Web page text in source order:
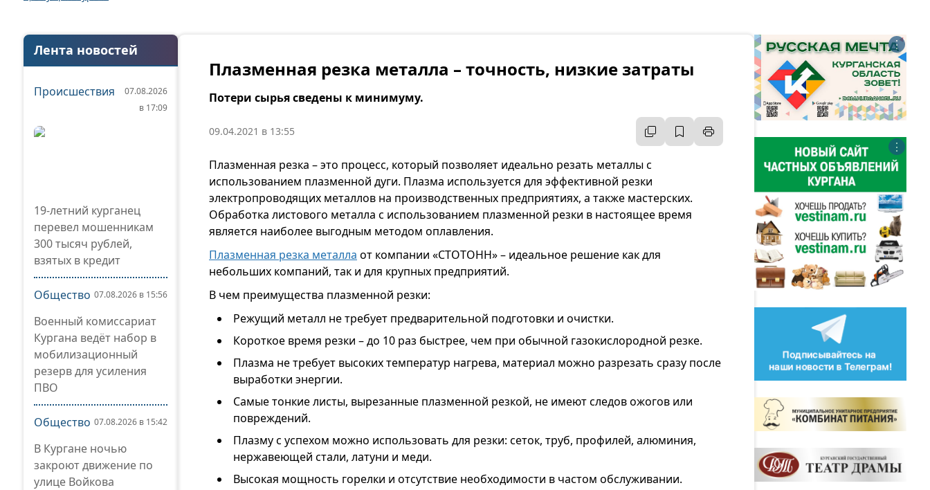
Лента новостей
Происшествия
07.08.2026
в 17:09
19-летний курганец
перевел мошенникам
300 тысяч рублей,
взятых в кредит
Общество 07.08.2026 в 15:56
Военный комиссариат
Кургана ведёт набор в
мобилизационный
резерв для усиления
ПВО
Общество 07.08.2026 в 15:42
В Кургане ночью
закроют движение по
улице Войкова
Плазменная резка металла – точность, низкие затраты
Потери сырья сведены к минимуму.
09.04.2021 в 13:55
Плазменная резка – это процесс, который позволяет идеально резать металлы с
использованием плазменной дуги. Плазма используется для эффективной резки
электропроводящих металлов на производственных предприятиях, а также мастерских.
Обработка листового металла с использованием плазменной резки в настоящее время
является наиболее выгодным методом оплавления.
Плазменная резка металла от компании «СТОТОНН» – идеальное решение как для
небольших компаний, так и для крупных предприятий.
В чем преимущества плазменной резки:
Режущий металл не требует предварительной подготовки и очистки.
Короткое время резки – до 10 раз быстрее, чем при обычной газокислородной резке.
Плазма не требует высоких температур нагрева, материал можно разрезать сразу после
выработки энергии.
Самые тонкие листы, вырезанные плазменной резкой, не имеют следов ожогов или
повреждений.
Плазму с успехом можно использовать для резки: сеток, труб, профилей, алюминия,
нержавеющей стали, латуни и меди.
Высокая мощность горелки и отсутствие необходимости в частом обслуживании.
⋮
⋮